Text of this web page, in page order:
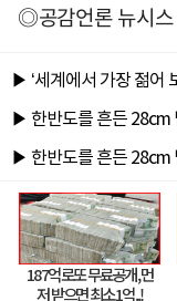
◎공감언론 뉴시스